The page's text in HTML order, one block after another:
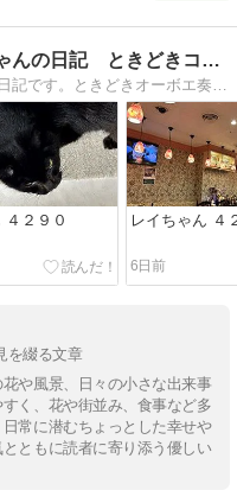
浅川家のクロネコ・レイちゃんの日記 ときどきコンサート案内
４２９０ レイちゃん ４
6日前
を綴る文章
や風景、日々の小さな出来事
く、花や街並み、食事など多
常に潜むちょっとした幸せや
ともに読者に寄り添う優しい